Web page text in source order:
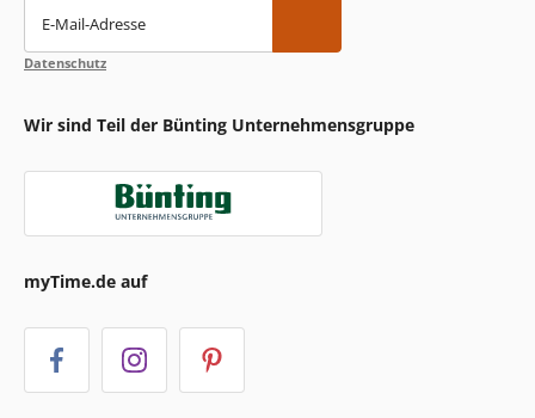
E-Mail-Adresse
Datenschutz
Wir sind Teil der Bünting Unternehmensgruppe
myTime.de auf